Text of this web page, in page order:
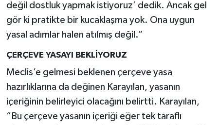
değil dostluk yapmak istiyoruz’ dedik. Ancak gel
gör ki pratikte bir kucaklaşma yok. Ona uygun
yasal adımlar halen atılmış değil.”
ÇERÇEVE YASAYI BEKLİYORUZ
Meclis’e gelmesi beklenen çerçeve yasa
hazırlıklarına da değinen Karayılan, yasanın
içeriğinin belirleyici olacağını belirtti. Karayılan,
“Bu çerçeve yasanın içeriği eğer tek taraflı